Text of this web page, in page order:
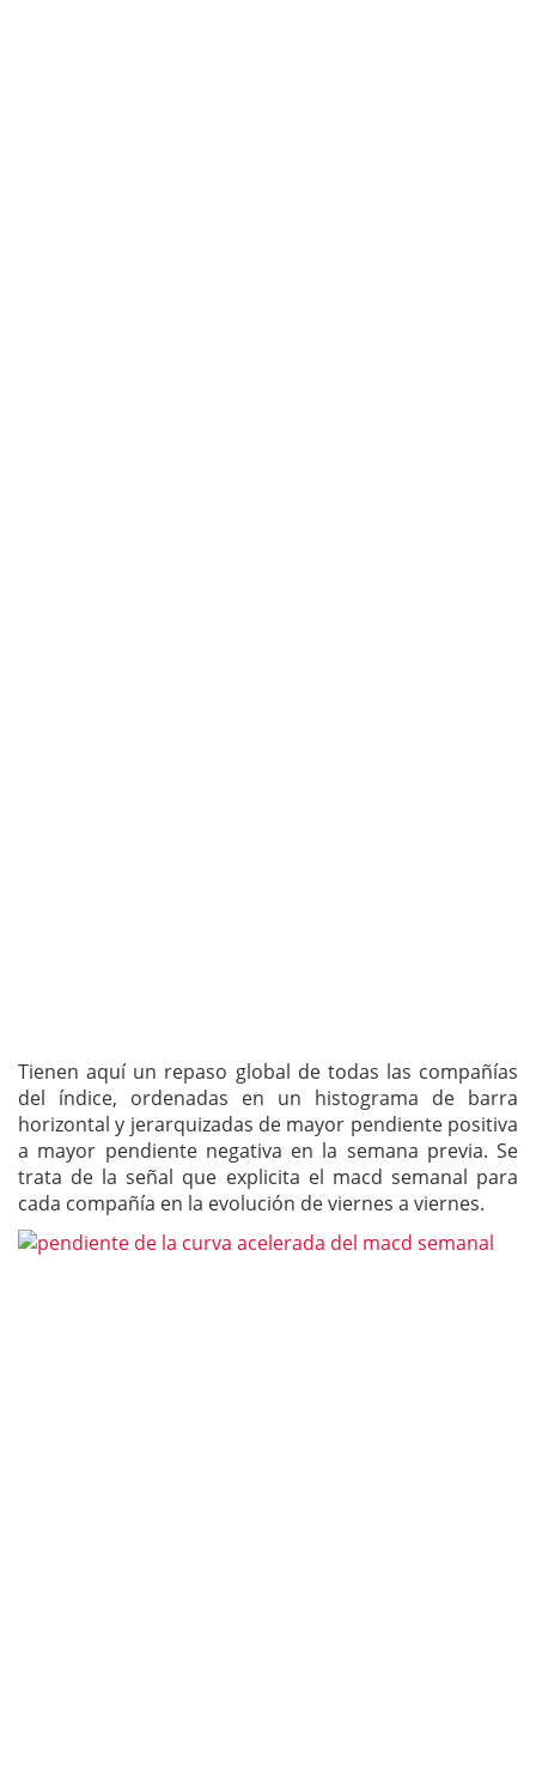
Tienen aquí un repaso global de todas las compañías
del índice, ordenadas en un histograma de barra
horizontal y jerarquizadas de mayor pendiente positiva
a mayor pendiente negativa en la semana previa. Se
trata de la señal que explicita el macd semanal para
cada compañía en la evolución de viernes a viernes.